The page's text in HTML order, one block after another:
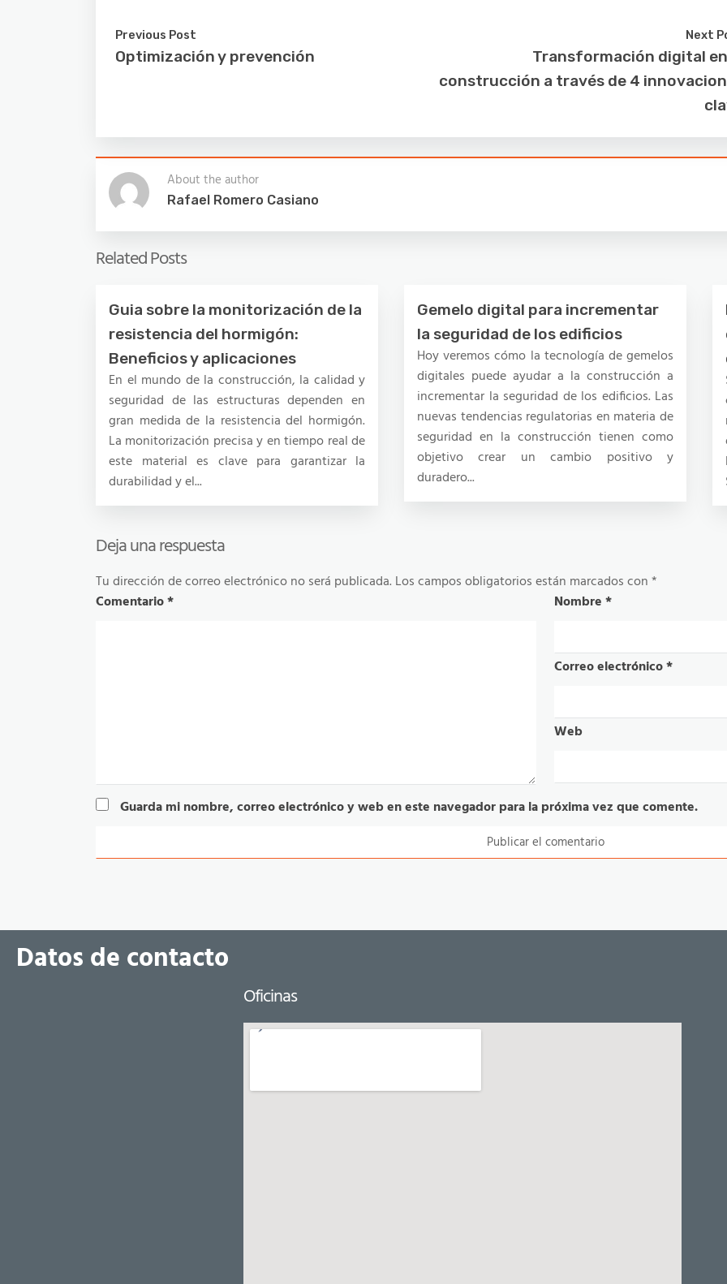
Previous Post
Optimización y prevención
Next
Transformación digital
construcción a través de 4
About the author
Rafael Romero Casiano
Related Posts
Guia sobre la monitorización de la
resistencia del hormigón:
Beneficios y aplicaciones
En el mundo de la construcción, la calidad y
seguridad de las estructuras dependen en
gran medida de la resistencia del hormigón.
La monitorización precisa y en tiempo real de
este material es clave para garantizar la
durabilidad y el...
Gemelo digital para incrementar
la seguridad de los edificios
Hoy veremos cómo la tecnología de gemelos
digitales puede ayudar a la construcción a
incrementar la seguridad de los edificios. Las
nuevas tendencias regulatorias en materia de
seguridad en la construcción tienen como
objetivo crear un cambio positivo y
duradero...
Deja una respuesta
Tu dirección de correo electrónico no será publicada. Los campos obligatorios están marcados con*
Comentario* Nombre*
Correo electrónico*
Web
Guarda mi nombre, correo electrónico y web en este navegador para la próxima vez que comente.
Datos de contacto
Oficinas